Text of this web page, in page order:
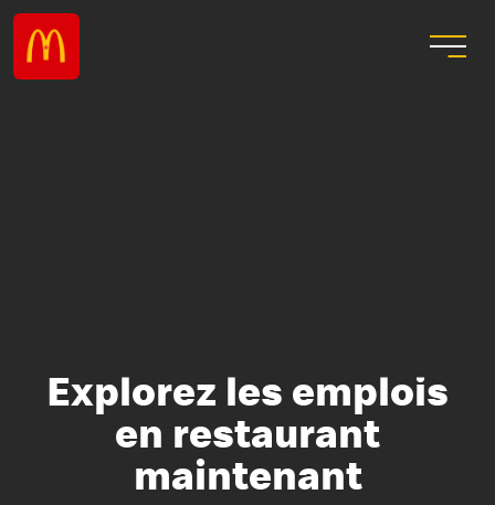
Explorez les emplois
en restaurant
maintenant